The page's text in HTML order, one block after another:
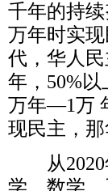
千年的持
万年时实
代，华人
年， 50%
万年—1万
现民主，
从2020